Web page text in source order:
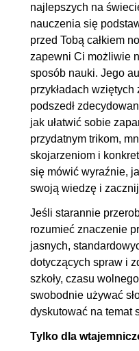
7.3. Zaimek nieosobowy
7.4. Zaimki dzierżawcze
7.5. Zaimki wskazujące
8. Przysłówek
8.1. Rodzaje
8.2. Stopniowanie
9. Liczebnik
9.1. Liczebniki główne
9.2. Liczebniki
9.3. Czas zegarowy
10. Przyimek
10.1. Wstęp
10.2. Przyimki łączące
Akkusativem
najlepszych na
nauczenia się
przed Tobą całkiem
zapewni Ci możliwie
sposób nauki. Jego
przykładach
podszedł
jak ułatwić sobie
przydatnym trikom,
skojarzeniom i
się mówić wyraźnie,
swoją wiedzę i
Jeśli starannie
rozumieć znaczenie
jasnych,
dotyczących spraw i
szkoły, czasu
swobodnie używać
dyskutować na temat
Tylko dla